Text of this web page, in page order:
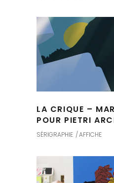
LA CRIQUE –
POUR PIETRI
SÉRIGRAPHIE AFFICHE